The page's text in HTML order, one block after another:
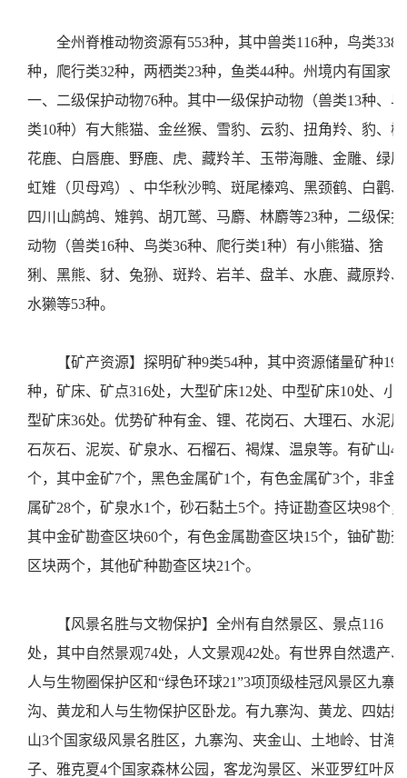
全州脊椎动物资源有553种，其中兽类116种，鸟类338
种，爬行类32种，两栖类23种，鱼类44种。州境内有国家
一、二级保护动物76种。其中一级保护动物（兽类13种、鸟
类10种）有大熊猫、金丝猴、雪豹、云豹、扭角羚、豹、梅
花鹿、白唇鹿、野鹿、虎、藏羚羊、玉带海雕、金雕、绿尾
虹雉（贝母鸡）、中华秋沙鸭、斑尾榛鸡、黑颈鹤、白鹳、
四川山鹧鸪、雉鹑、胡兀鹫、马麝、林麝等23种，二级保护
动物（兽类16种、鸟类36种、爬行类1种）有小熊猫、猞
猁、黑熊、豺、兔狲、斑羚、岩羊、盘羊、水鹿、藏原羚、
水獭等53种。
【矿产资源】探明矿种9类54种，其中资源储量矿种19
种，矿床、矿点316处，大型矿床12处、中型矿床10处、小
型矿床36处。优势矿种有金、锂、花岗石、大理石、水泥用
石灰石、泥炭、矿泉水、石榴石、褐煤、温泉等。有矿山45
个，其中金矿7个，黑色金属矿1个，有色金属矿3个，非金
属矿28个，矿泉水1个，砂石黏土5个。持证勘查区块98个，
其中金矿勘查区块60个，有色金属勘查区块15个，铀矿勘查
区块两个，其他矿种勘查区块21个。
【风景名胜与文物保护】全州有自然景区、景点116
处，其中自然景观74处，人文景观42处。有世界自然遗产、
人与生物圈保护区和“绿色环球21”3项顶级桂冠风景区九寨
沟、黄龙和人与生物保护区卧龙。有九寨沟、黄龙、四姑娘
山3个国家级风景名胜区，九寨沟、夹金山、土地岭、甘海
子、雅克夏4个国家森林公园，客龙沟景区、米亚罗红叶风